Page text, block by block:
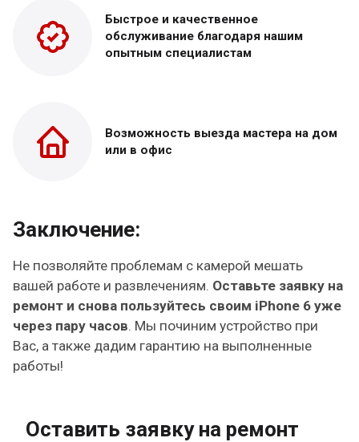
Быстрое и качественное
обслуживание благодаря нашим
опытным специалистам
Возможность выезда мастера на дом
или в офис
Заключение:
Не позволяйте проблемам с камерой мешать
вашей работе и развлечениям. Оставьте заявку на
ремонт и снова пользуйтесь своим iPhone 6 уже
через пару часов. Мы починим устройство при
Вас, а также дадим гарантию на выполненные
работы!
Оставить заявку на ремонт